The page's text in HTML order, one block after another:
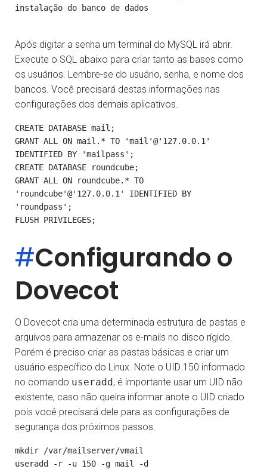
instalação do banco de dados
Após digitar a senha um terminal do MySQL irá abrir.
Execute o SQL abaixo para criar tanto as bases como
os usuários. Lembre-se do usuário, senha, e nome dos
bancos. Você precisará destas informações nas
configurações dos demais aplicativos.
CREATE DATABASE mail;
GRANT ALL ON mail.* TO 'mail'@'127.0.0.1'
IDENTIFIED BY 'mailpass';
CREATE DATABASE roundcube;
GRANT ALL ON roundcube.* TO
'roundcube'@'127.0.0.1' IDENTIFIED BY
'roundpass';
#Configurando o
Dovecot
O Dovecot cria uma determinada estrutura de pastas e
arquivos para armazenar os e-mails no disco rígido.
Porém é preciso criar as pastas básicas e criar um
usuário específico do Linux. Note o UID 150 informado
no comando useradd, é importante usar um UID não
existente, caso não queira informar anote o UID criado
pois você precisará dele para as configurações de
segurança dos próximos passos.
mkdir /var/mailserver/vmail
useradd -r -u 150 -g mail -d